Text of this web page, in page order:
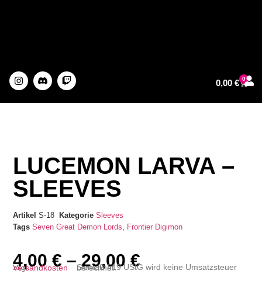
0,00 € 0
LUCEMON LARVA –
SLEEVES
ArtikelS-18 Kategorie Sleeves
Tags Seven Great Demon Lords, Frontier Digimon
4,00€ –29,00€
zzgl.
Versandkosten Gemäß §19 UStG wird keine Umsatzsteuer berechnet.